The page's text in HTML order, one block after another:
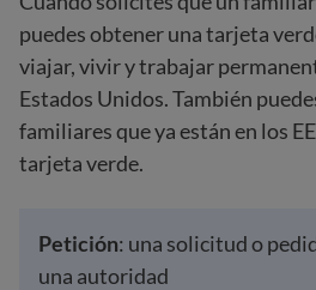
puedes obtener una tarjeta
viajar, vivir y trabajar
Estados Unidos. También
familiares que ya están en los
tarjeta verde.
Petición: una solicitud o
una autoridad